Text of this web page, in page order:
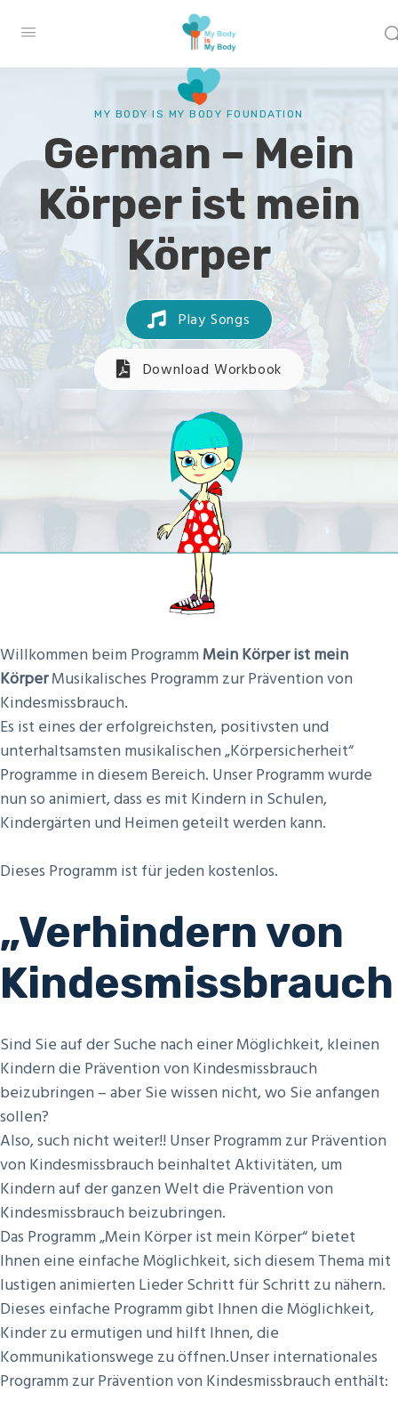
MY BODY IS MY BODY FOUNDATION
German – Mein
Körper ist mein
Körper
Play Songs
Download Workbook
Willkommen beim ProgrammMein Körper ist mein
KörperMusikalisches Programm zur Prävention von
Kindesmissbrauch.
Es ist eines der erfolgreichsten, positivsten und
unterhaltsamsten musikalischen „Körpersicherheit“
Programme in diesem Bereich. Unser Programm wurde
nun so animiert, dass es mit Kindern in Schulen,
Kindergärten und Heimen geteilt werden kann.
Dieses Programm ist für jeden kostenlos.
„Verhindern von
Kindesmissbrauch
Sind Sie auf der Suche nach einer Möglichkeit, kleinen
Kindern die Prävention von Kindesmissbrauch
beizubringen – aber Sie wissen nicht, wo Sie anfangen
sollen?
Also, such nicht weiter!! Unser Programm zur Prävention
von Kindesmissbrauch beinhaltet Aktivitäten, um
Kindern auf der ganzen Welt die Prävention von
Kindesmissbrauch beizubringen.
Das Programm „Mein Körper ist mein Körper“ bietet
Ihnen eine einfache Möglichkeit, sich diesem Thema mit
lustigen animierten Lieder Schritt für Schritt zu nähern.
Dieses einfache Programm gibt Ihnen die Möglichkeit,
Kinder zu ermutigen und hilft Ihnen, die
Kommunikationswege zu öffnen.Unser internationales
Programm zur Prävention von Kindesmissbrauch enthält: